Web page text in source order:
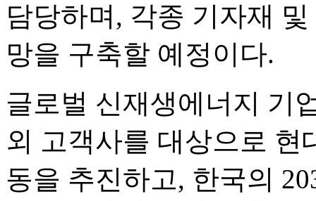
담당하며, 각종 기자재
망을 구축할 예정이다.
글로벌 신재생에너지 기
외 고객사를 대상으로
동을 추진하고, 한국의